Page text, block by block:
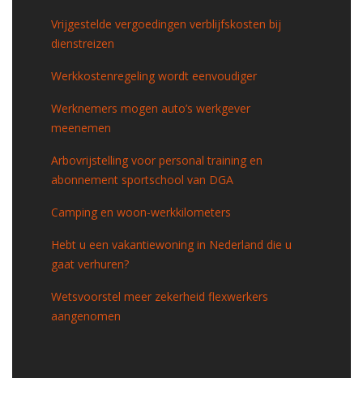
Vrijgestelde vergoedingen verblijfskosten bij
dienstreizen
Werkkostenregeling wordt eenvoudiger
Werknemers mogen auto’s werkgever
meenemen
Arbovrijstelling voor personal training en
abonnement sportschool van DGA
Camping en woon-werkkilometers
Hebt u een vakantiewoning in Nederland die u
gaat verhuren?
Wetsvoorstel meer zekerheid flexwerkers
aangenomen